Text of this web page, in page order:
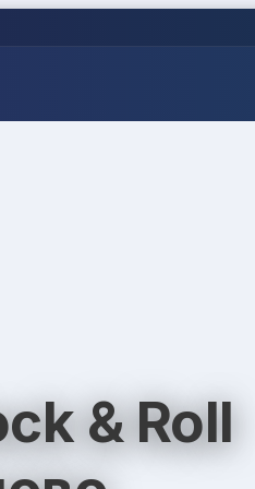
& Roll